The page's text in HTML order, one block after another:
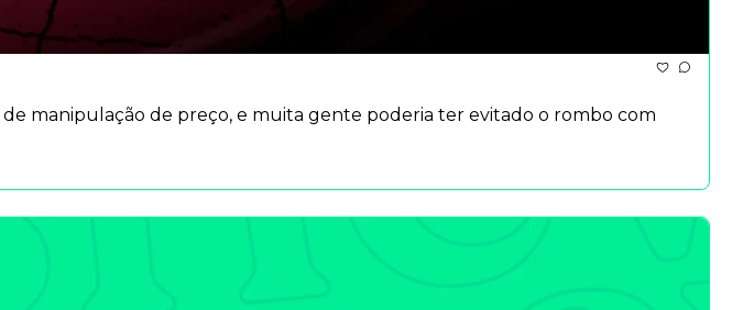
manipulação de preço, e muita gente poderia ter evitado o rombo com